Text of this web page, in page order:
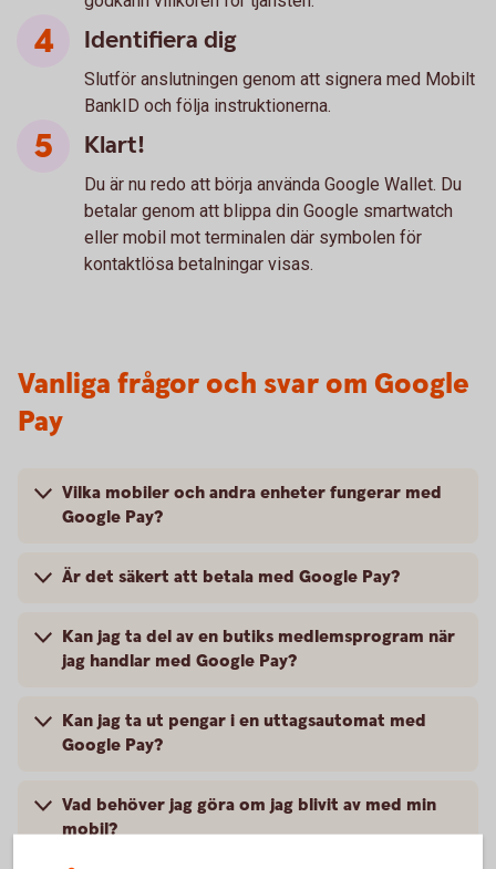
Identifiera dig
Slutför anslutningen genom att signera med Mobilt
BankID och följa instruktionerna.
Klart!
Du är nu redo att börja använda Google Wallet. Du
betalar genom att blippa din Google smartwatch
eller mobil mot terminalen där symbolen för
kontaktlösa betalningar visas.
Vanliga frågor och svar om Google
Pay
Vilka mobiler och andra enheter fungerar med
Google Pay?
Är det säkert att betala med Google Pay?
Kan jag ta del av en butiks medlemsprogram när
jag handlar med Google Pay?
Kan jag ta ut pengar i en uttagsautomat med
Google Pay?
Vad behöver jag göra om jag blivit av med min
mobil?